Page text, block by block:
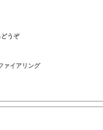
うぞ
ァイアリング